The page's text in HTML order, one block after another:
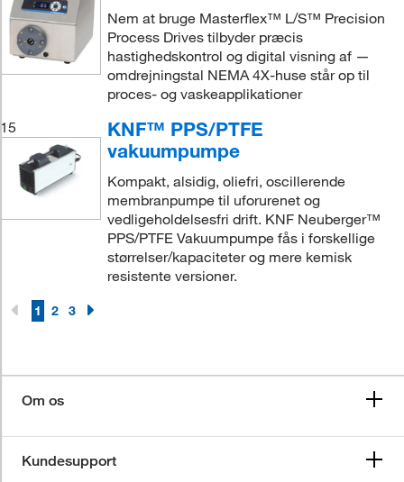
Nem at bruge Masterflex™ L/S™ Precision
Process Drives tilbyder præcis
hastighedskontrol og digital visning af —
omdrejningstal NEMA 4X-huse står op til
proces- og vaskeapplikationer
15
KNF™ PPS/PTFE
vakuumpumpe
Kompakt, alsidig, oliefri, oscillerende
membranpumpe til uforurenet og
vedligeholdelsesfri drift. KNF Neuberger™
PPS/PTFE Vakuumpumpe fås i forskellige
størrelser/kapaciteter og mere kemisk
resistente versioner.
1 2 3
Om os
Kundesupport